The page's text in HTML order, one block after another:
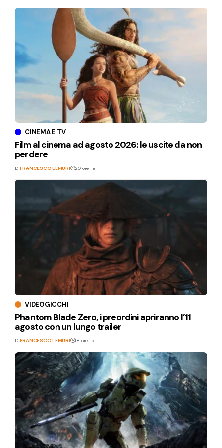
CINEMA E TV
Film al cinema ad agosto 2026: le uscite da non
perdere
DiFRANCESCO LEMURI 20 ore fa
VIDEOGIOCHI
Phantom Blade Zero, i preordini apriranno l’11
agosto con un lungo trailer
DiFRANCESCO LEMURI 18 ore fa